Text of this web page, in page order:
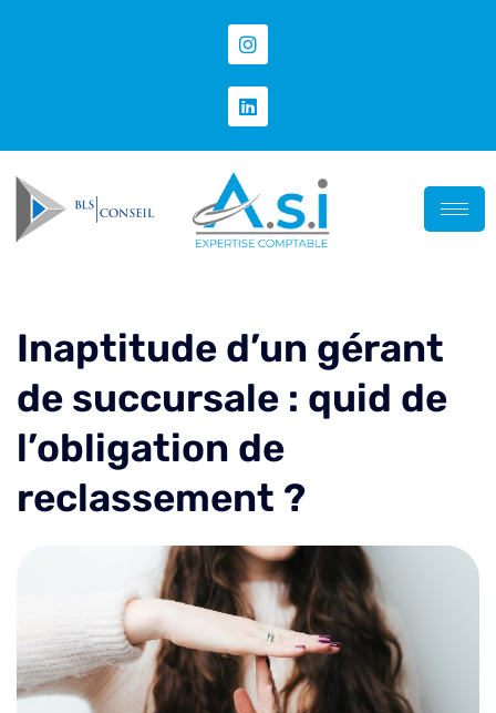
Inaptitude d’un gérant
de succursale : quid de
l’obligation de
reclassement ?